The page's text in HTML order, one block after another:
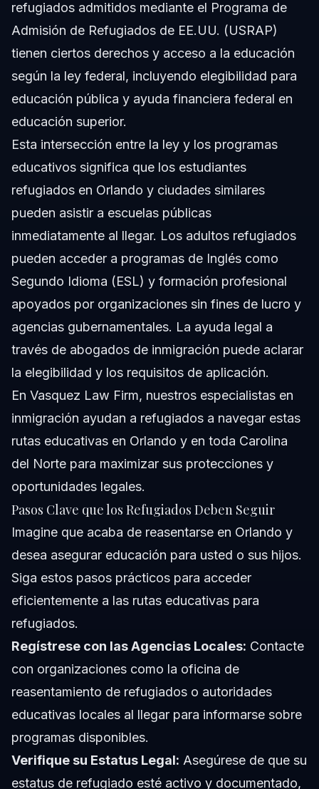
refugiados admitidos mediante el Programa de
Admisión de Refugiados de EE.UU. (USRAP)
tienen ciertos derechos y acceso a la educación
según la ley federal, incluyendo elegibilidad para
educación pública y ayuda financiera federal en
educación superior.
Esta intersección entre la ley y los programas
educativos significa que los estudiantes
refugiados en Orlando y ciudades similares
pueden asistir a escuelas públicas
inmediatamente al llegar. Los adultos refugiados
pueden acceder a programas de Inglés como
Segundo Idioma (ESL) y formación profesional
apoyados por organizaciones sin fines de lucro y
agencias gubernamentales. La ayuda legal a
través de abogados de inmigración puede aclarar
la elegibilidad y los requisitos de aplicación.
En Vasquez Law Firm, nuestros especialistas en
inmigración ayudan a refugiados a navegar estas
rutas educativas en Orlando y en toda Carolina
del Norte para maximizar sus protecciones y
oportunidades legales.
Pasos Clave que los Refugiados Deben Seguir
Imagine que acaba de reasentarse en Orlando y
desea asegurar educación para usted o sus hijos.
Siga estos pasos prácticos para acceder
eficientemente a las rutas educativas para
refugiados.
Regístrese con las Agencias Locales: Contacte
con organizaciones como la oficina de
reasentamiento de refugiados o autoridades
educativas locales al llegar para informarse sobre
programas disponibles.
Verifique su Estatus Legal: Asegúrese de que su
estatus de refugiado esté activo y documentado,